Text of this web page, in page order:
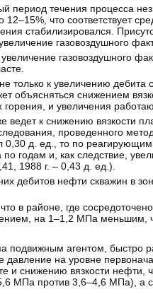
период течения процесса
что соответствует
стабилизировался.
газовоздушного
газовоздушного
к увеличению дебита
объясняться снижением
горения, и увеличения
ведет к снижению вязкости
проведенного
д. ед., то по реагирующим
годам и, как следствие,
1988 г. – 0,43 д. ед.).
дебитов нефти скважин в
в районе, где
на 1–1,2 МПа меньшим,
подвижным агентом, быстро
на уровне
и снижению вязкости нефти,
МПа против 3,6–4,6 МПа), а